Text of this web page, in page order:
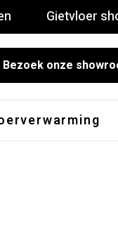
Gietvloer
Bezoek onze